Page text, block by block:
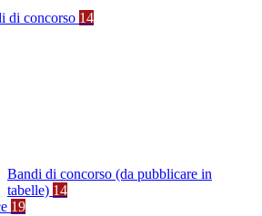
di concorso 14
Bandi di concorso (da pubblicare in
tabelle) 14
19